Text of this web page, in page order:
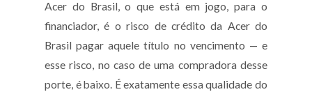
Acer do Brasil, o que está em jogo, para o
financiador, é o risco de crédito da Acer do
Brasil pagar aquele título no vencimento — e
esse risco, no caso de uma compradora desse
porte, é baixo. É exatamente essa qualidade do